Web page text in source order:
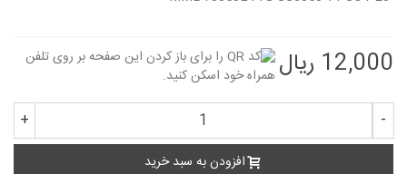
12,000 ریال
-
+
افزودن به سبد خرید